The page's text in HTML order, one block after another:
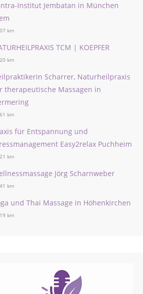
Institut Jembatan in München
km
TCM | KOEPFER
km
Scharrer, Naturheilpraxis
therapeutische Massagen in
km
für Entspannung und
Easy2relax Puchheim
km
Jörg Scharnweber
km
und Thai Massage in Höhenkirchen
km